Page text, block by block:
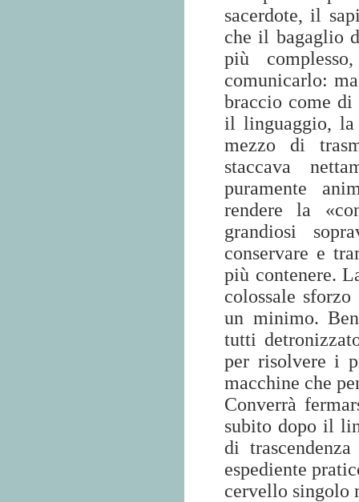
sacerdote, il
che il bagaglio
più
comunicarlo:
braccio come di
il linguaggio, la
mezzo di
staccava
puramente
rendere la
grandiosi
conservare e
più contenere.
colossale
un minimo.
tutti
per risolvere i
macchine che
Converrà
subito dopo il
di
espediente
cervello singolo